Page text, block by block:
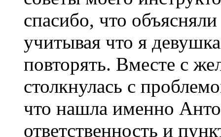
спасибо, что
учитывая что я
повторять. Вместе с
столкнулась с
что нашла именно
ответственность и